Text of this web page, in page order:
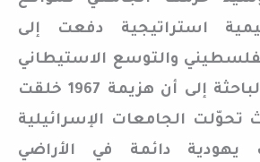
استراتيجية دفعت إلى
والتوسع الاستيطاني
اليهودي. تشير الباحثة إلى أن هزيمة 1967 خلقت
تحوّلت الجامعات الإسرائيلية
دائمة في الأراضي